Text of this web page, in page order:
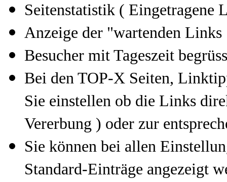
Seitenstatistik ( Eingetragene
Anzeige der "wartenden Links
Besucher mit Tageszeit
Bei den TOP-X Seiten,
Sie einstellen ob die Links
Vererbung ) oder zur
Sie können bei allen
Standard-Einträge angezeigt